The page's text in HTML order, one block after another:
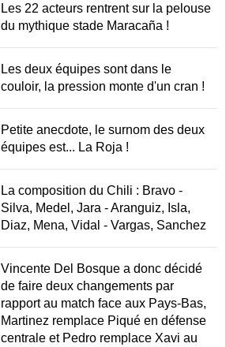
Les 22 acteurs rentrent sur la pelouse
du mythique stade Maracaña !
Les deux équipes sont dans le
couloir, la pression monte d'un cran !
Petite anecdote, le surnom des deux
équipes est... La Roja !
La composition du Chili : Bravo -
Silva, Medel, Jara - Aranguiz, Isla,
Diaz, Mena, Vidal - Vargas, Sanchez
Vincente Del Bosque a donc décidé
de faire deux changements par
rapport au match face aux Pays-Bas,
Martinez remplace Piqué en défense
centrale et Pedro remplace Xavi au